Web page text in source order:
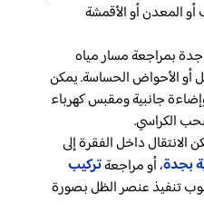
المعدن أو الأقمشة
بمراجعة مسار مياه
أو الأحواض الحساسة. يمكن
جانبية ومقبس كهرباء
الكراسي.
داخل الفقرة إلى
بجدة، أو مراجعةتركيب
تنفيذ عنصر الظل بصورة